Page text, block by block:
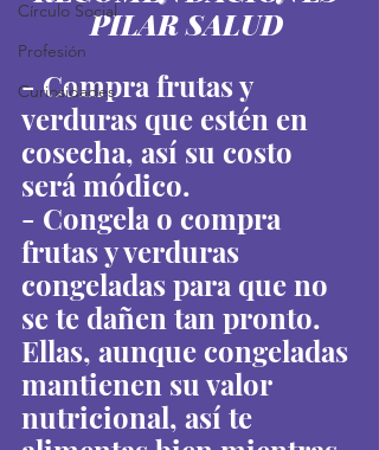
Círculo Social
Profesión
Curiosidades
PILAR SALUD
- Compra frutas y
verduras que estén en
cosecha, así su costo
será módico.
- Congela o compra
frutas y verduras
congeladas para que no
se te dañen tan pronto.
Ellas, aunque congeladas
mantienen su valor
nutricional, así te